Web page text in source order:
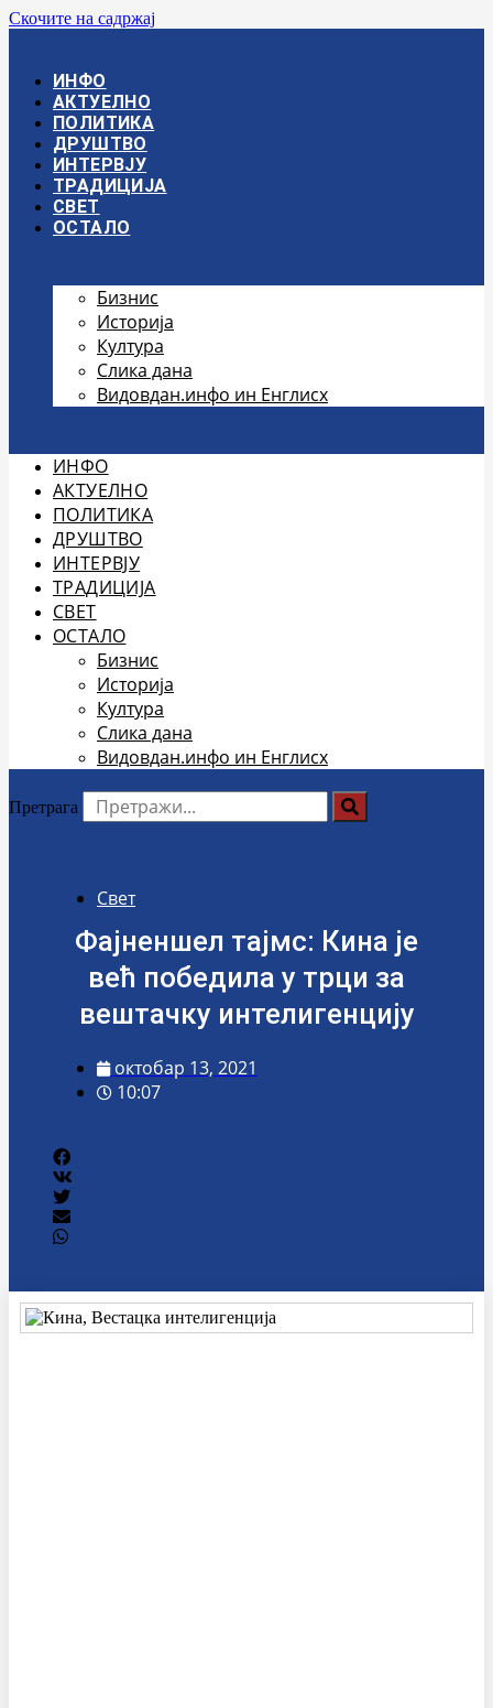
Скочите на садржај
ИНФО
АКТУЕЛНО
ПОЛИТИКА
ДРУШТВО
ИНТЕРВЈУ
ТРАДИЦИЈА
СВЕТ
ОСТАЛО
Бизнис
Историја
Култура
Слика дана
Видовдан.инфо ин Енглисх
ИНФО
АКТУЕЛНО
ПОЛИТИКА
ДРУШТВО
ИНТЕРВЈУ
ТРАДИЦИЈА
СВЕТ
ОСТАЛО
Бизнис
Историја
Култура
Слика дана
Видовдан.инфо ин Енглисх
Претрага
Свет
Фајненшел тајмс: Кина је
већ победила у трци за
вештачку интелигенцију
октобар 13, 2021
10:07